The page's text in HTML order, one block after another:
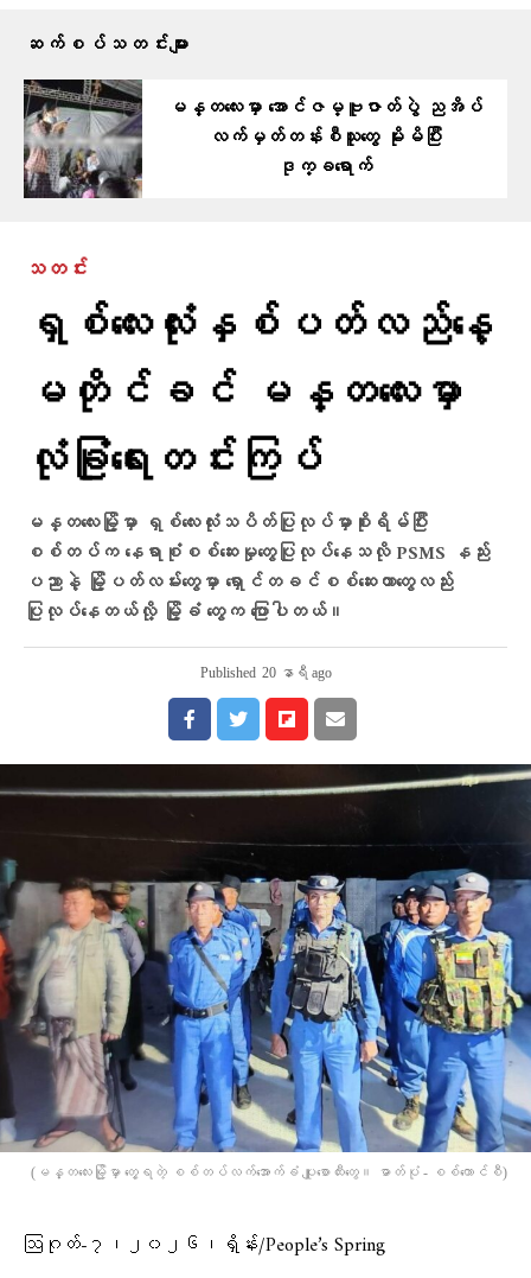
ဆက်စပ်သတင်းများ
မန္တလေးမှာ အောင်ဇမ္ဗူဇာတ်ပွဲ ညအိပ်
လက်မှတ်တန်းစီသူတွေ မိုးမိပြီး
ဒုက္ခရောက်
သတင်း
ရှစ်လေးလုံးနှစ်ပတ်လည်နေ့
မတိုင်ခင် မန္တလေးမှာ
လုံခြုံရေးတင်းကြပ်
မန္တလေးမြို့မှာ ရှစ်လေးလုံးသပိတ်ပြုလုပ်မှာစိုးရိမ်ပြီး
စစ်တပ်က နေရာစုံစစ်ဆေးမှုတွေပြုလုပ်နေသလို PSMS နည်း
ပညာနဲ့ မြို့ပတ်လမ်းတွေမှာ ရှောင်တခင်စစ်ဆေးတာတွေလည်း
ပြုလုပ်နေတယ်လို့ မြို့ခံ တွေက ပြောပါတယ်။
Published 20 နာရီ ago
(မန္တလေးမြို့မှာ တွေ့ရတဲ့ စစ်တပ်လက်အောက်ခံ ပျူစောထီးတွေ။ ဓာတ်ပုံ - စစ်ကောင်စီ)
ဩဂုတ်-၇၊၂၀၂၆၊ရှိန်း/People’s Spring